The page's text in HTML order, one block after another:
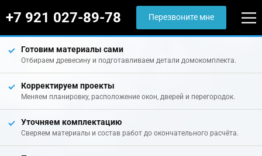
+7 921 027-89-78 Перезвоните мне
Готовим материалы сами
Отбираем древесину и подготавливаем детали домокомплекта.
Корректируем проекты
Меняем планировку, расположение окон, дверей и перегородок.
Уточняем комплектацию
Сверяем материалы и состав работ до окончательного расчёта.